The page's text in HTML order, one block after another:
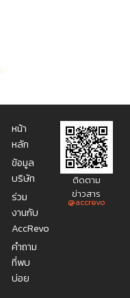
หน้า
หลัก
ข้อมูล
บริษัท
ร่วม
งานกับ
AccRevo
คำถาม
ที่พบ
บ่อย
ติดตาม
ข่าวสาร
@accrevo